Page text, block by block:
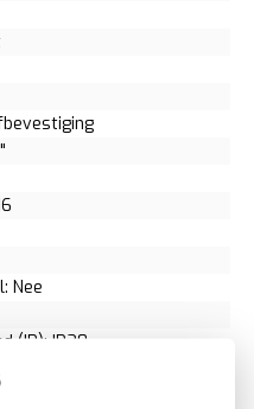
Nee
(IP): IP20
Nee